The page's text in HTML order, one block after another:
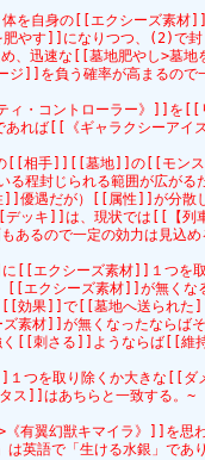
自身の[[エクシーズ素材
やす]]になりつつ、(2)で封
、迅速な[[墓地肥やし>墓
]]を負う確率が高まるので
ィ・コントローラー》]]を
ば[[《ギャラクシーアイ
手]][[墓地]]の[[モンス
封じられる範囲が広がる
遇だが）[[属性]]が分散
キ]]は、現状では[[【列
るので一定の効力は見込め
エクシーズ素材]]１つを
エクシーズ素材]]が無くな
効果]]で[[墓地へ送られた
材]]が無くなったならば
さる]]ようならば[[維持
つを取り除くか大きな[[
ス]]はあちらと一致する。~
有翼幻獣キマイラ》]]を
で「生ける水銀」であり